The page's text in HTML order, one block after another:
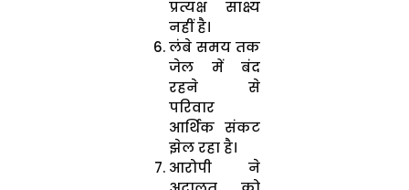
प्रत्यक्ष साक्ष्य
नहीं है।
लंबे समय तक
जेल में बंद
रहने से
परिवार
आर्थिक संकट
झेल रहा है।
आरोपी ने